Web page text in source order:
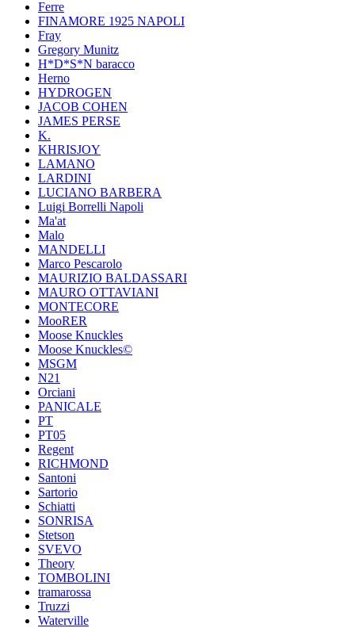
Ferre
FINAMORE 1925 NAPOLI
Fray
Gregory Munitz
H*D*S*N baracco
Herno
HYDROGEN
JACOB COHEN
JAMES PERSE
K.
KHRISJOY
LAMANO
LARDINI
LUCIANO BARBERA
Luigi Borrelli Napoli
Ma'at
Malo
MANDELLI
Marco Pescarolo
MAURIZIO BALDASSARI
MAURO OTTAVIANI
MONTECORE
MooRER
Moose Knuckles
Moose Knuckles©️
MSGM
N21
Orciani
PANICALE
PT
PT05
Regent
RICHMOND
Santoni
Sartorio
Schiatti
SONRISA
Stetson
SVEVO
Theory
TOMBOLINI
tramarossa
Truzzi
Waterville